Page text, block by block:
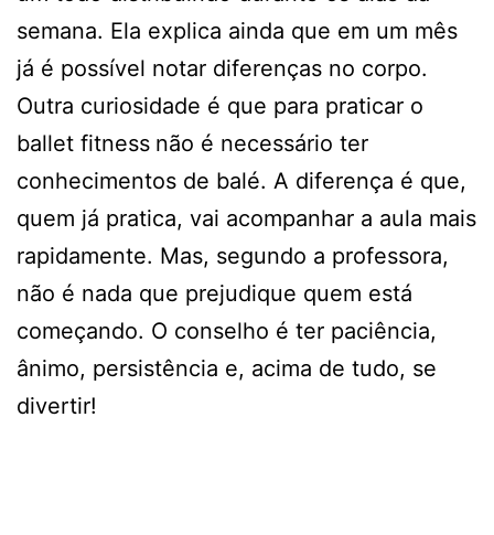
semana. Ela explica ainda que em um mês
já é possível notar diferenças no corpo.
Outra curiosidade é que para praticar o
ballet fitness não é necessário ter
conhecimentos de balé. A diferença é que,
quem já pratica, vai acompanhar a aula mais
rapidamente. Mas, segundo a professora,
não é nada que prejudique quem está
começando. O conselho é ter paciência,
ânimo, persistência e, acima de tudo, se
divertir!